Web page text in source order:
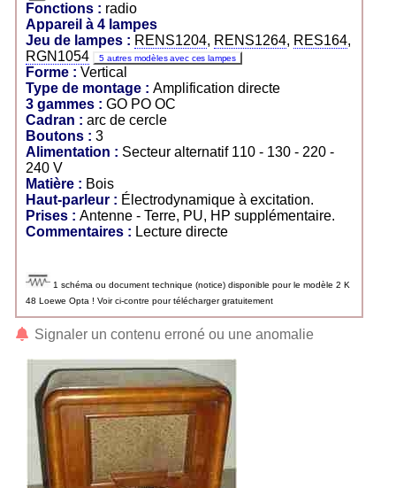
Fonctions : radio
Appareil à 4 lampes
Jeu de lampes : RENS1204, RENS1264, RES164,
RGN1054
5 autres modèles avec ces lampes
Forme : Vertical
Type de montage : Amplification directe
3 gammes :
GO PO OC
Cadran : arc de cercle
Boutons : 3
Alimentation : Secteur alternatif 110 - 130 - 220 -
240 V
Matière : Bois
Haut-parleur : Électrodynamique à excitation.
Prises : Antenne - Terre, PU, HP supplémentaire.
Commentaires : Lecture directe
1 schéma ou document technique (notice) disponible pour le modèle 2 K
48 Loewe Opta ! Voir ci-contre pour télécharger gratuitement
Signaler un contenu erroné ou une anomalie